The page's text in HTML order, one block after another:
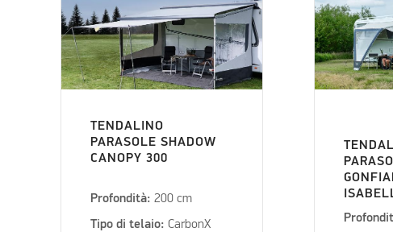
TENDALINO
PARASOLE SHADOW
CANOPY 300
Profondità: 200 cm
Tipo di telaio: CarbonX